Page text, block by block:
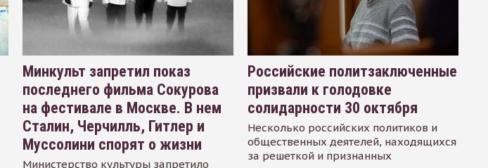
Минкульт запретил показ
последнего фильма Сокурова
на фестивале в Москве. В нем
Сталин, Черчилль, Гитлер и
Муссолини спорят о жизни
Министерство культуры запретило
Российские политзаключенные
призвали к голодовке
солидарности 30 октября
Несколько российских политиков и
общественных деятелей, находящихся
за решеткой и признанных